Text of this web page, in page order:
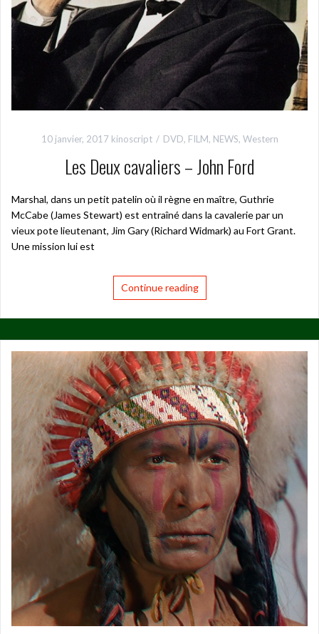
10 janvier, 2017 kinoscript DVD, FILM, NEWS, Western
Les Deux cavaliers – John Ford
Marshal, dans un petit patelin où il règne en maître, Guthrie
McCabe (James Stewart) est entraîné dans la cavalerie par un
vieux pote lieutenant, Jim Gary (Richard Widmark) au Fort Grant.
Une mission lui est
Continue reading